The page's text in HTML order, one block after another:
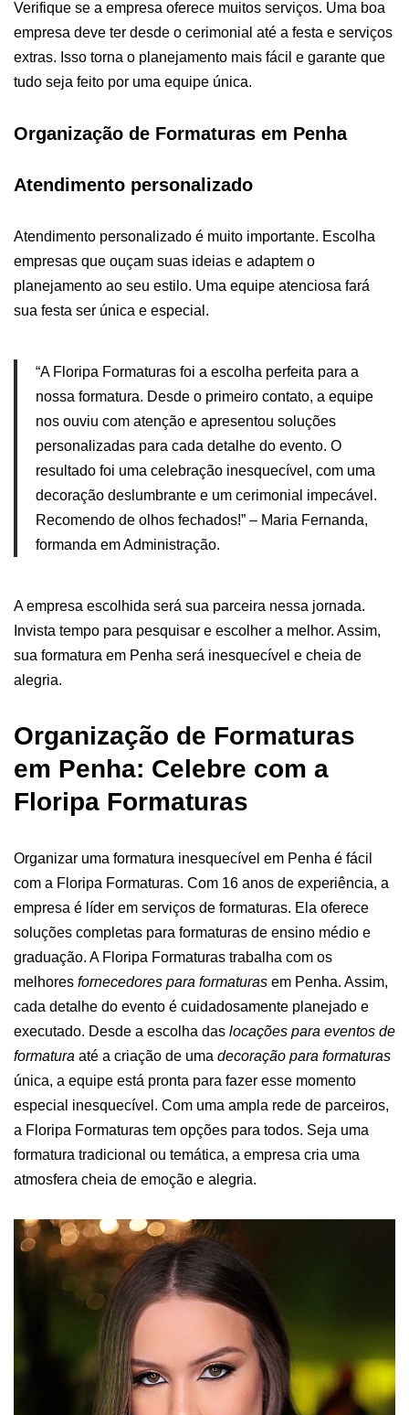
Verifique se a empresa oferece muitos serviços. Uma boa
empresa deve ter desde o cerimonial até a festa e serviços
extras. Isso torna o planejamento mais fácil e garante que
tudo seja feito por uma equipe única.
Organização de Formaturas em Penha
Atendimento personalizado
Atendimento personalizado é muito importante. Escolha
empresas que ouçam suas ideias e adaptem o
planejamento ao seu estilo. Uma equipe atenciosa fará
sua festa ser única e especial.
“A Floripa Formaturas foi a escolha perfeita para a
nossa formatura. Desde o primeiro contato, a equipe
nos ouviu com atenção e apresentou soluções
personalizadas para cada detalhe do evento. O
resultado foi uma celebração inesquecível, com uma
decoração deslumbrante e um cerimonial impecável.
Recomendo de olhos fechados!” – Maria Fernanda,
formanda em Administração.
A empresa escolhida será sua parceira nessa jornada.
Invista tempo para pesquisar e escolher a melhor. Assim,
sua formatura em Penha será inesquecível e cheia de
alegria.
Organização de Formaturas
em Penha: Celebre com a
Floripa Formaturas
Organizar uma formatura inesquecível em Penha é fácil
com a Floripa Formaturas. Com 16 anos de experiência, a
empresa é líder em serviços de formaturas. Ela oferece
soluções completas para formaturas de ensino médio e
graduação. A Floripa Formaturas trabalha com os
melhores fornecedores para formaturas em Penha. Assim,
cada detalhe do evento é cuidadosamente planejado e
executado. Desde a escolha das locações para eventos de
formatura até a criação de uma decoração para formaturas
única, a equipe está pronta para fazer esse momento
especial inesquecível. Com uma ampla rede de parceiros,
a Floripa Formaturas tem opções para todos. Seja uma
formatura tradicional ou temática, a empresa cria uma
atmosfera cheia de emoção e alegria.